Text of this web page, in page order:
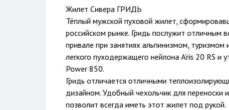
Жилет Сивера ГРИДЬ
Тёплый мужской пуховой жилет,
российском рынке. Гридь послужит отличным
привале при занятиях альпинизмом,
легкого пуходержащего нейлона A’ris 20 RS
Power 850.
Гридь отличается отличными
дизайном. Удобный чехольчик для
позволит всегда иметь этот жилет под рукой.